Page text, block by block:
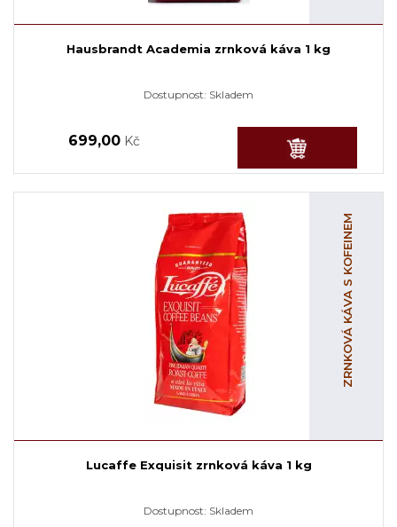
Hausbrandt Academia zrnková káva 1 kg
Dostupnost: Skladem
699,00 Kč
ZRNKOVÁ KÁVA S KOFEINEM
Lucaffe Exquisit zrnková káva 1 kg
Dostupnost: Skladem